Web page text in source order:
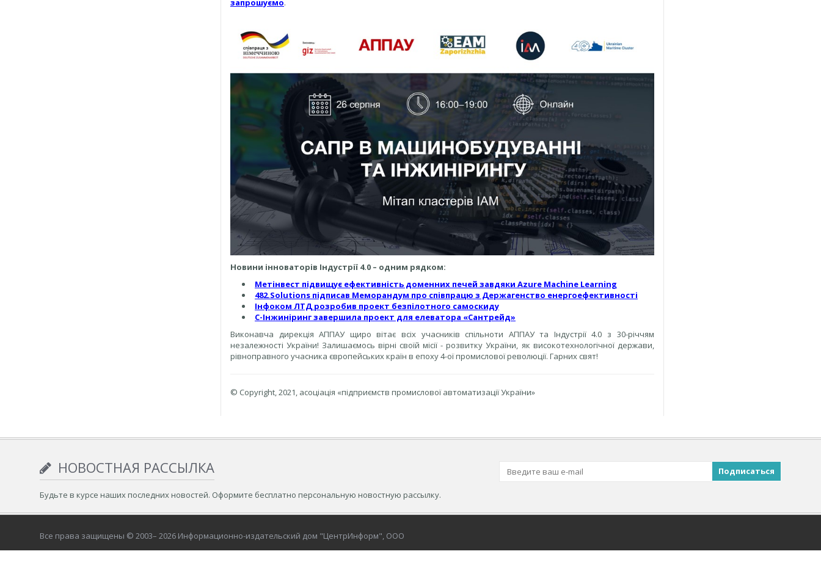
Новини інноваторів Індустрії 4.0 – одним рядком:
Метінвест підвищує ефективність доменних печей завдяки Azure Machine Learning
482.Solutions підписав Меморандум про співпрацю з Держагенство енергоефективності
Інфоком ЛТД розробив проект безпілотного самоскиду
С-Інжиніринг завершила проект для елеватора «Сантрейд»
Виконавча дирекція АППАУ щиро вітає всіх учасників спільноти АППАУ та Індустрії 4.0 з 30-річчям
незалежності України! Залишаємось вірні своїй місії - розвитку України, як високотехнологічної держави,
рівноправного учасника європейських країн в епоху 4-ої промислової революції. Гарних свят!
© Copyright, 2021, асоціація «підприємств промислової автоматизації України»
НОВОСТНАЯ РАССЫЛКА
Будьте в курсе наших последних новостей. Оформите бесплатно персональную новостную рассылку.
Все права защищены © 2003– 2026 Информационно-издательский дом "ЦентрИнформ", ООО